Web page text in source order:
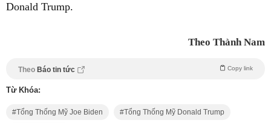
Donald Trump.
Theo Thành Nam
Theo Báo tin tức Copy link
Từ Khóa:
Tổng Thống Mỹ Joe Biden Tổng Thống Mỹ Donald Trump